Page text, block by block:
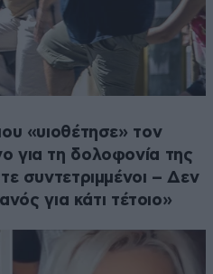
«υιοθέτησε» τον
για τη δολοφονία της
συντετριμμένοι – Δεν
για κάτι τέτοιο»